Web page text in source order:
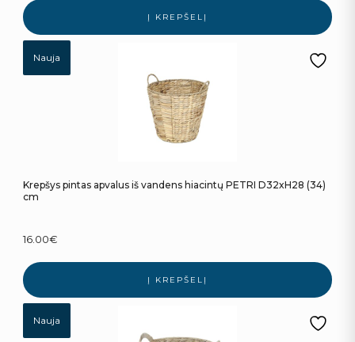
Į KREPŠELĮ
Nauja
Krepšys pintas apvalus iš vandens hiacintų PETRI D32xH28 (34)
cm
16.00€
Į KREPŠELĮ
Nauja